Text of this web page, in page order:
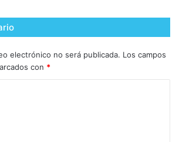
electrónico no será publicada. Los campos
con *